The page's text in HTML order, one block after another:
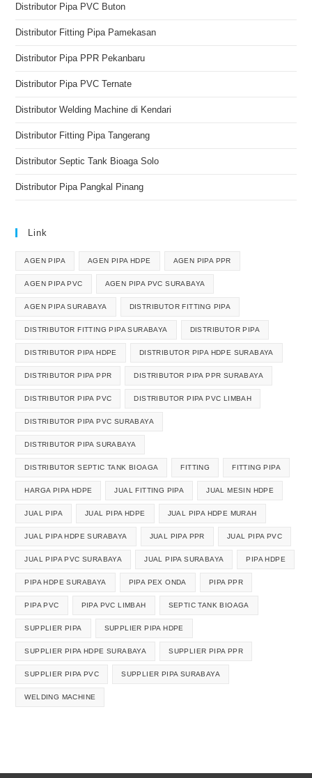
Distributor Pipa PVC Buton
Distributor Fitting Pipa Pamekasan
Distributor Pipa PPR Pekanbaru
Distributor Pipa PVC Ternate
Distributor Welding Machine di Kendari
Distributor Fitting Pipa Tangerang
Distributor Septic Tank Bioaga Solo
Distributor Pipa Pangkal Pinang
Link
AGEN PIPA AGEN PIPA HDPE AGEN PIPA PPR
AGEN PIPA PVC AGEN PIPA PVC SURABAYA
AGEN PIPA SURABAYA DISTRIBUTOR FITTING PIPA
DISTRIBUTOR FITTING PIPA SURABAYA DISTRIBUTOR PIPA
DISTRIBUTOR PIPA HDPE DISTRIBUTOR PIPA HDPE SURABAYA
DISTRIBUTOR PIPA PPR DISTRIBUTOR PIPA PPR SURABAYA
DISTRIBUTOR PIPA PVC DISTRIBUTOR PIPA PVC LIMBAH
DISTRIBUTOR PIPA PVC SURABAYA
DISTRIBUTOR PIPA SURABAYA
DISTRIBUTOR SEPTIC TANK BIOAGA FITTING FITTING PIPA
HARGA PIPA HDPE JUAL FITTING PIPA JUAL MESIN HDPE
JUAL PIPA JUAL PIPA HDPE JUAL PIPA HDPE MURAH
JUAL PIPA HDPE SURABAYA JUAL PIPA PPR JUAL PIPA PVC
JUAL PIPA PVC SURABAYA JUAL PIPA SURABAYA PIPA HDPE
PIPA HDPE SURABAYA PIPA PEX ONDA PIPA PPR
PIPA PVC PIPA PVC LIMBAH SEPTIC TANK BIOAGA
SUPPLIER PIPA SUPPLIER PIPA HDPE
SUPPLIER PIPA HDPE SURABAYA SUPPLIER PIPA PPR
SUPPLIER PIPA PVC SUPPLIER PIPA SURABAYA
WELDING MACHINE